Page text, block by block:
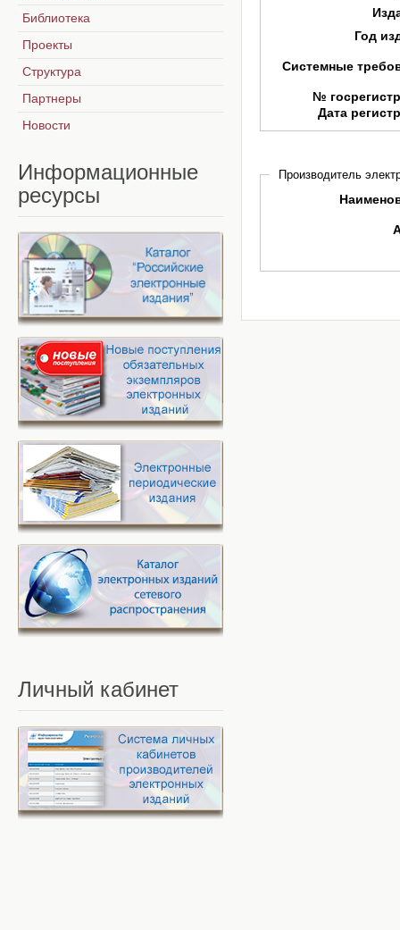
Год
Системные
№
Дата
Производитель
Библиотека
Проекты
Структура
Партнеры
Новости
Информационные
ресурсы
Личный кабинет